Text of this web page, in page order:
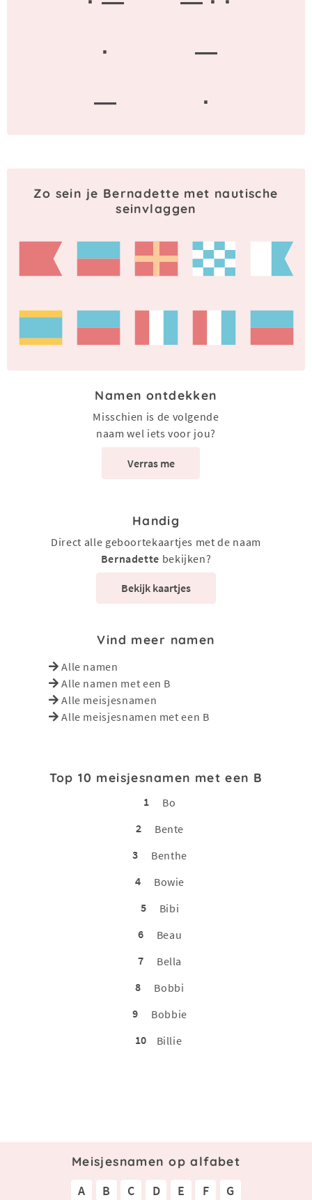
·
—
—
·
Zo sein je Bernadette met nautische
seinvlaggen
Namen ontdekken
Misschien is de volgende
naam wel iets voor jou?
Verras me
Handig
Direct alle geboortekaartjes met de naam
Bernadette bekijken?
Bekijk kaartjes
Vind meer namen
Alle namen
Alle namen met een B
Alle meisjesnamen
Alle meisjesnamen met een B
Top 10 meisjesnamen met een B
1
Bo
2
Bente
3
Benthe
4
Bowie
5
Bibi
6
Beau
7
Bella
8
Bobbi
9
Bobbie
10
Billie
Meisjesnamen op alfabet
A B C D E F G